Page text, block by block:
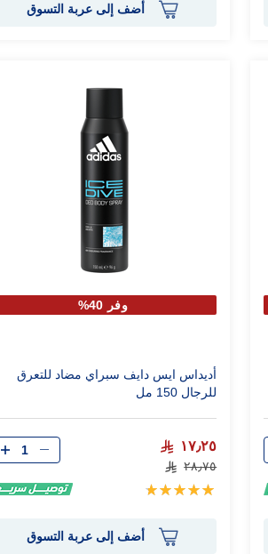
أضف إلى عربة التسوق
وفر 40%
أديداس ايس دايف سبراي مضاد للتعرق
للرجال 150 مل
١٧٫٢٥
٢٨٫٧٥
تقييم:
الكمية
أضف إلى عربة التسوق